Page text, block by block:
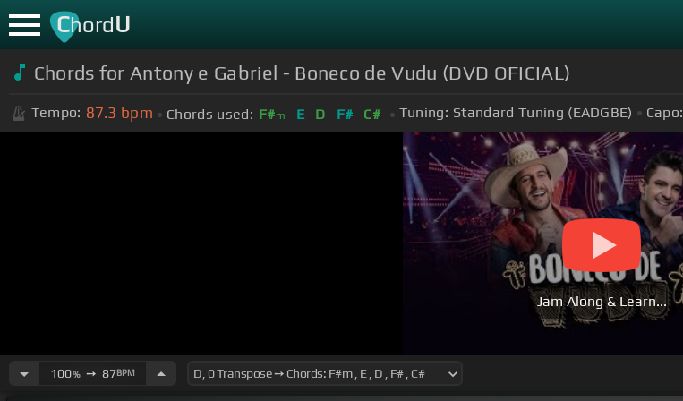
ChordU
Chords for Antony e Gabriel - Boneco de Vudu (DVD OFICIAL)
Tempo: 87.3 bpm Chords used: F#m E D F# C# Tuning: Standard Tuning (EADGBE) Capo:
Jam Along & Learn...
100%➙ 87BPM